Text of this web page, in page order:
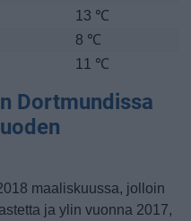
13 ℃
8 ℃
11 ℃
Dortmundissa
maaliskuussa, jolloin
ja ylin vuonna 2017,